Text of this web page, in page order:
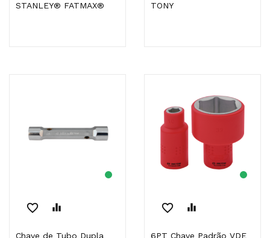
STANLEY® FATMAX®
TONY
favorite_border equalizer
Chave de Tubo Dupla
favorite_border equalizer
6PT Chave Padrão VDE